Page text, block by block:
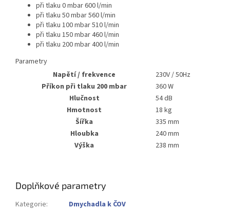
při tlaku 0 mbar 600 l/min
při tlaku 50 mbar 560 l/min
při tlaku 100 mbar 510 l/min
při tlaku 150 mbar 460 l/min
při tlaku 200 mbar 400 l/min
Parametry
Napětí / frekvence
230V / 50Hz
Příkon při tlaku 200 mbar
360 W
Hlučnost
54 dB
Hmotnost
18 kg
Šířka
335 mm
Hloubka
240 mm
Výška
238 mm
Doplňkové parametry
Kategorie:
Dmychadla k ČOV